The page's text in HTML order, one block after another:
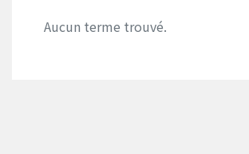
Aucun terme trouvé.